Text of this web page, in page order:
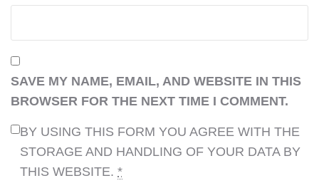
SAVE MY NAME, EMAIL, AND WEBSITE IN THIS
BROWSER FOR THE NEXT TIME I COMMENT.
BY USING THIS FORM YOU AGREE WITH THE
STORAGE AND HANDLING OF YOUR DATA BY
THIS WEBSITE. *